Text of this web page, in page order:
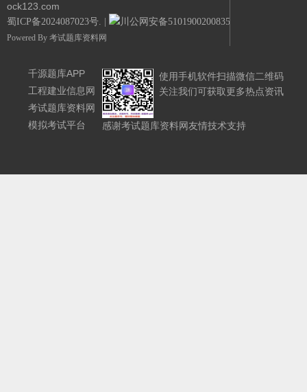
ock123.com
蜀ICP备2024087023号. 川公网安备51019002008351号.
Powered By 考试题库资料网
千源题库APP
工程建业信息网
考试题库资料网
模拟考试平台
使用手机软件扫描微信二维码
关注我们可获取更多热点资讯
感谢考试题库资料网友情技术支持